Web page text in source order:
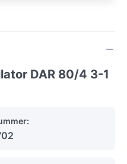
DAR 80/4 3-1